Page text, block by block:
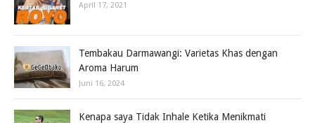
April 17, 2021
Tembakau Darmawangi: Varietas Khas dengan
Aroma Harum
Juni 16, 2024
Kenapa saya Tidak Inhale Ketika Menikmati